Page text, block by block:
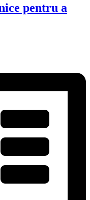
pentru a